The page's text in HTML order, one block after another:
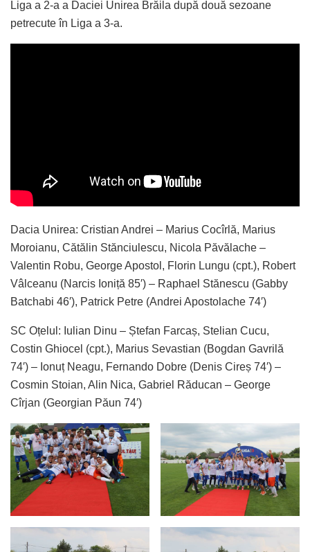
Liga a 2-a a Daciei Unirea Brăila după două sezoane
petrecute în Liga a 3-a.
Dacia Unirea: Cristian Andrei – Marius Cocîrlă, Marius
Moroianu, Cătălin Stănciulescu, Nicola Păvălache –
Valentin Robu, George Apostol, Florin Lungu (cpt.), Robert
Vâlceanu (Narcis Ioniță 85′) – Raphael Stănescu (Gabby
Batchabi 46′), Patrick Petre (Andrei Apostolache 74′)
SC Oțelul: Iulian Dinu – Ștefan Farcaș, Stelian Cucu,
Costin Ghiocel (cpt.), Marius Sevastian (Bogdan Gavrilă
74′) – Ionuț Neagu, Fernando Dobre (Denis Cireș 74′) –
Cosmin Stoian, Alin Nica, Gabriel Răducan – George
Cîrjan (Georgian Păun 74′)